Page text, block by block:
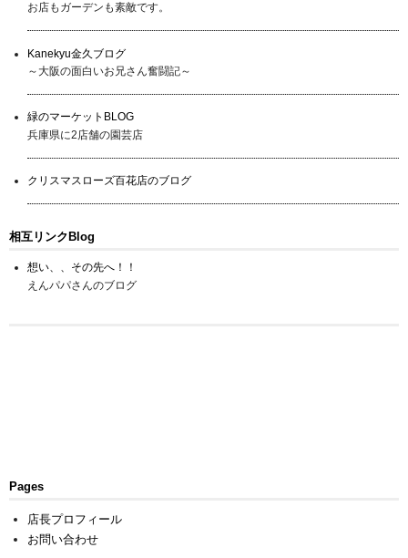
お店もガーデンも素敵です。
Kanekyu金久ブログ
～大阪の面白いお兄さん奮闘記～
緑のマーケットBLOG
兵庫県に2店舗の園芸店
クリスマスローズ百花店のブログ
相互リンクBlog
想い、、その先へ！！
えんパパさんのブログ
Pages
店長プロフィール
お問い合わせ